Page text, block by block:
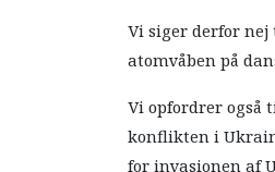
Vi siger derfor
atomvåben på
Vi opfordrer også
konflikten i
for invasionen af